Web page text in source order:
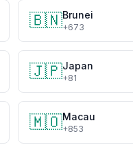
🇧🇳Brunei
+673
🇯🇵Japan
+81
🇲🇴Macau
+853